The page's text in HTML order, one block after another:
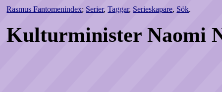
Rasmus Fantomenindex; Serier,Taggar, Serieskapare, Sök.
Kulturminister Naomi